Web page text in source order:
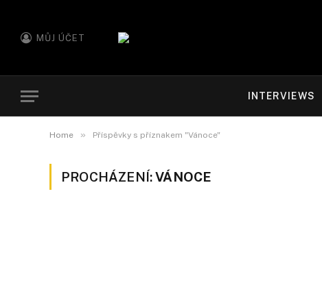
MŮJ ÚČET
INTERVIEWS
Home » Příspěvky s příznakem "Vánoce"
PROCHÁZENÍ:VÁNOCE